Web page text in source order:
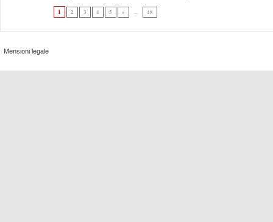
1 2 3 4 5 » ... 48
Mensioni legale